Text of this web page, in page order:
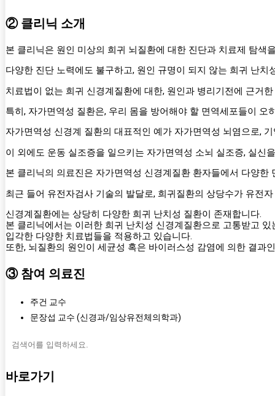
② 클리닉 소개
본 클리닉은 원인 미상의 희귀 뇌질환에 대한 진단과 치료제 탐색
다양한 진단 노력에도 불구하고, 원인 규명이 되지 않는 희귀 난
치료법이 없는 희귀 신경계질환에 대한, 원인과 병리기전에 근거
특히, 자가면역성 질환은, 우리 몸을 방어해야 할 면역세포들이
자가면역성 신경계 질환의 대표적인 예가 자가면역성 뇌염으로,
이 외에도 운동 실조증을 일으키는 자가면역성 소뇌 실조증, 실신
본 클리닉의 의료진은 자가면역성 신경계질환 환자들에서 다양
최근 들어 유전자검사 기술의 발달로, 희귀질환의 상당수가 유전
신경계질환에는 상당히 다양한 희귀 난치성 질환이 존재합니다.
본 클리닉에서는 이러한 희귀 난치성 신경계질환으로 고통받고
입각한 다양한 치료법들을 적용하고 있습니다.
또한, 뇌질환의 원인이 세균성 혹은 바이러스성 감염에 의한 결과
③ 참여 의료진
주건 교수
문장섭 교수 (신경과/임상유전체의학과)
바로가기